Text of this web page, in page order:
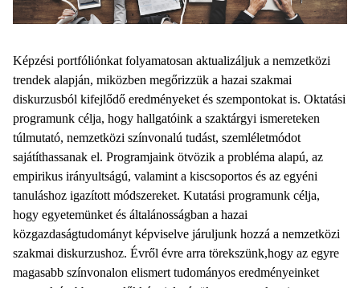
Képzési portfóliónkat folyamatosan aktualizáljuk a nemzetközi
trendek alapján, miközben megőrizzük a hazai szakmai
diskurzusból kifejlődő eredményeket és szempontokat is. Oktatási
programunk célja, hogy hallgatóink a szaktárgyi ismereteken
túlmutató, nemzetközi színvonalú tudást, szemléletmódot
sajátíthassanak el. Programjaink ötvözik a probléma alapú, az
empirikus irányultságú, valamint a kiscsoportos és az egyéni
tanuláshoz igazított módszereket. Kutatási programunk célja,
hogy egyetemünket és általánosságban a hazai
közgazdaságtudományt képviselve járuljunk hozzá a nemzetközi
szakmai diskurzushoz. Évről évre arra törekszünk,hogy az egyre
magasabb színvonalon elismert tudományos eredményeinket